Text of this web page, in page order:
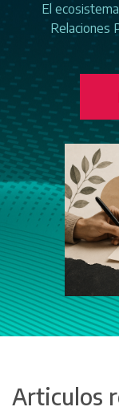
El
Relaciones
Articulos